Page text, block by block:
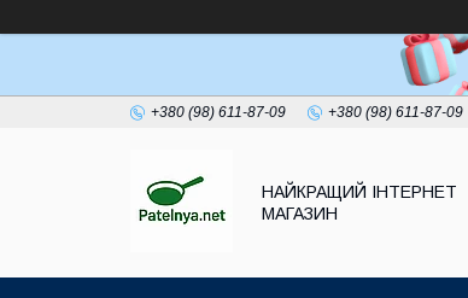
+380 (98) 611-87-09 +380 (98) 611-87-09
НАЙКРАЩИЙ ІНТЕРНЕТ
МАГАЗИН